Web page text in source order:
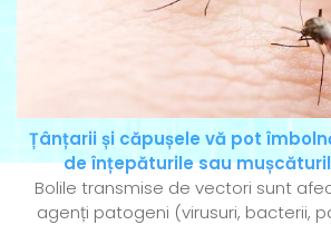
Țânțarii și căpușele vă pot
de înțepăturile sau
Bolile transmise de vectori sunt
agenți patogeni (virusuri, bacterii,